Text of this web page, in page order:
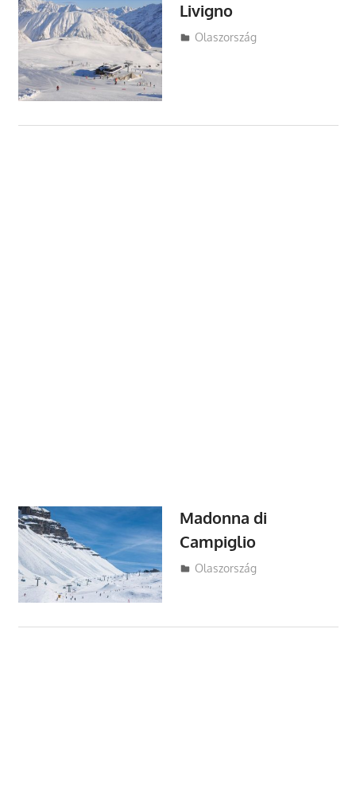
Livigno
Utazasok.org
Olaszország
Madonna di
Campiglio
Utazasok.org
Olaszország